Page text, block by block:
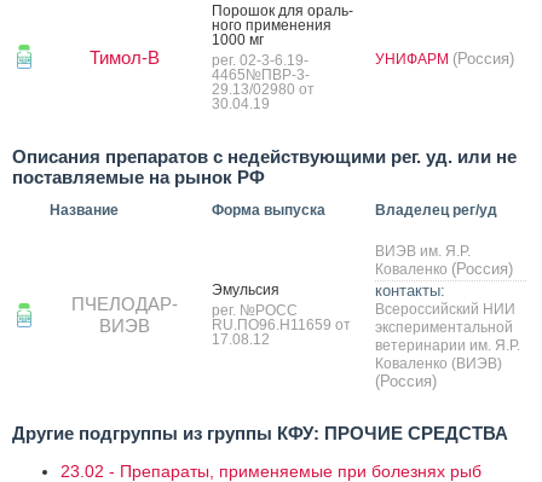
Тимол-В
По­рошок для ораль­
но­го при­мене­ния
1000 мг
рег. 02-3-6.19-
4465№ПВР-3-
29.13/02980 от
30.04.19
УНИФАРМ (Россия)
Описания препаратов с недействующими рег. уд. или не
поставляемые на рынок РФ
Название Форма выпуска Владелец рег/уд
ПЧЕЛОДАР-
ВИЭВ
Эмуль­сия
рег. №РОСС
RU.ПО96.Н11659 от
17.08.12
ВИЭВ им. Я.Р.
Коваленко (Россия)
контакты:
Всероссийский НИИ
экспериментальной
ветеринарии им. Я.Р.
Коваленко (ВИЭВ)
(Россия)
Другие подгруппы из группы КФУ: ПРОЧИЕ СРЕДСТВА
23.02 - Препараты, применяемые при болезнях рыб